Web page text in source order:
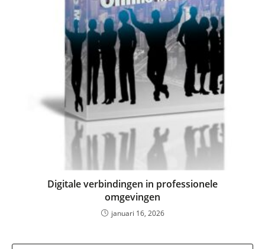
Digitale verbindingen in professionele
omgevingen
januari 16, 2026